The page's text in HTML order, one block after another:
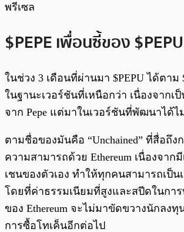
พรีเซล
$PEPE เพื่อนซี้ของ $PEPU
ในช่วง 3 เดือนที่ผ่านมา $PEPU ได้ตาม
ในฐานะเวอร์ชันที่เหนือกว่า เนื่องจากเ
จาก Pepe แต่มาในเวอร์ชันที่พัฒนาได้
ตามชื่อของมันคือ “Unchained” ที่สื่อถึง
ความสามารถด้วย Ethereum เนื่องจาก
เชนของตัวเอง ทำให้ทุกคนสามารถเป็นเ
โดยที่ค่าธรรมเนียมที่สูงและสปีดในกา
ของ Ethereum จะไม่มาขัดขวางนักลงทุ
การซื้อโทเค็นอีกต่อไป